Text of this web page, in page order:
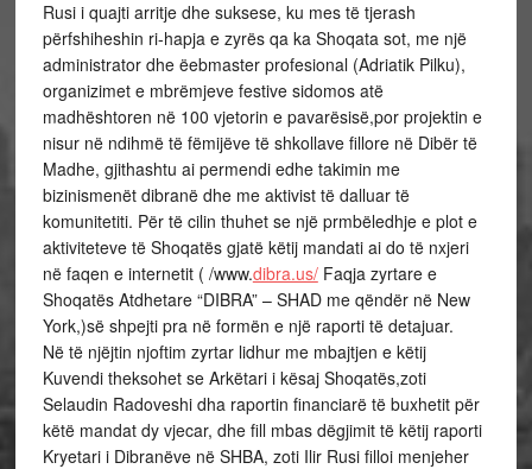
Rusi i quajti arritje dhe suksese, ku mes të tjerash
përfshiheshin ri-hapja e zyrës qa ka Shoqata sot, me një
administrator dhe ëebmaster profesional (Adriatik Pilku),
organizimet e mbrëmjeve festive sidomos atë
madhështoren në 100 vjetorin e pavarësisë,por projektin e
nisur në ndihmë të fëmijëve të shkollave fillore në Dibër të
Madhe, gjithashtu ai permendi edhe takimin me
bizinismenët dibranë dhe me aktivist të dalluar të
komunitetiti. Për të cilin thuhet se një prmbëledhje e plot e
aktiviteteve të Shoqatës gjatë këtij mandati ai do të nxjeri
në faqen e internetit ( /www.dibra.us/Faqja zyrtare e
Shoqatës Atdhetare “DIBRA” – SHAD me qëndër në New
York,)së shpejti pra në formën e një raporti të detajuar.
Në të njëjtin njoftim zyrtar lidhur me mbajtjen e këtij
Kuvendi theksohet se Arkëtari i kësaj Shoqatës,zoti
Selaudin Radoveshi dha raportin financiarë të buxhetit për
këtë mandat dy vjecar, dhe fill mbas dëgjimit të këtij raporti
Kryetari i Dibranëve në SHBA, zoti Ilir Rusi filloi menjeher